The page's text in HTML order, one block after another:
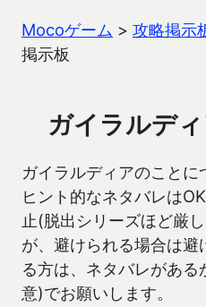
Mocoゲーム > 攻略掲示
掲示板
ガイラルデ
ガイラルディアのことに
ヒント的なネタバレは
止(脱出シリーズほど厳
が、避けられる場合は
る方は、ネタバレがあ
意)でお願いします。